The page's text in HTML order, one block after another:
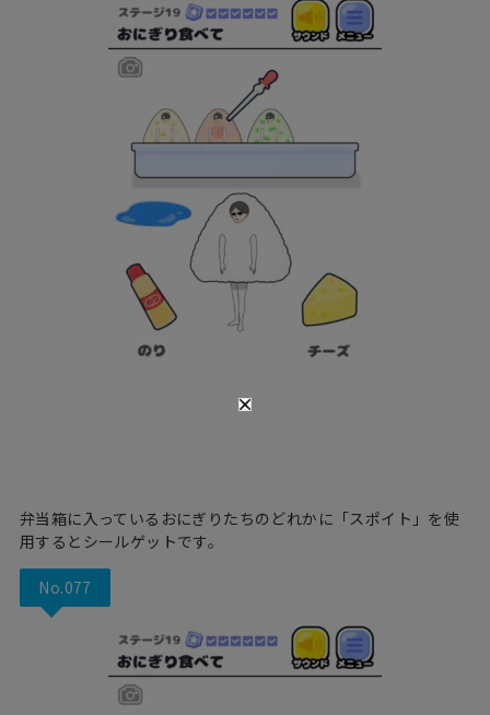
弁当箱に入っているおにぎりたちのどれかに「スポイト」を使
用するとシールゲットです。
No.077